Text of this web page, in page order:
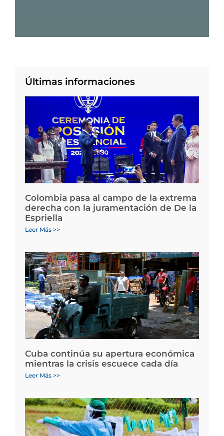
Últimas informaciones
Colombia pasa al campo de la extrema
derecha con la juramentación de De la
Espriella
Leer Más >>
Cuba continúa su apertura económica
mientras la crisis escuece cada día
Leer Más >>